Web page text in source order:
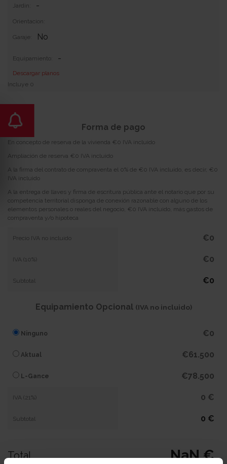
Jardin: -
Orientacion:
Garaje: No
Equipamiento: -
Descargar planos
Incluye 0
Forma de pago
En concepto de reserva de la vivienda €0 IVA incluido
Ampliación de reserva €0 IVA incluido
A la firma del contrato de compraventa el 0% de €0 IVA incluido, es decir, €0
IVA incluido
A la entrega de llaves y firma de escritura pública ante el notario que por su
competencia territorial disponga de conexión razonable con alguno de los
elementos personales o reales del negocio, €0 IVA incluido, más gastos de
compraventa y/o hipoteca
Precio IVA no incluido €0
IVA (10%) €0
Subtotal €0
Equipamiento Opcional (IVA no incluido)
Ninguno €0
Aktual €61.500
L-Gance €78.500
IVA (21%) 0 €
Subtotal 0 €
Total NaN €